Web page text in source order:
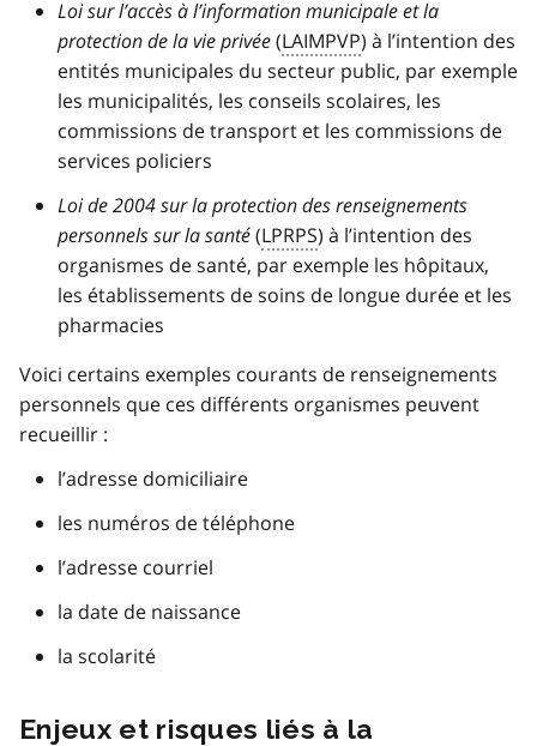
Loi sur l’accès à l’information municipale et la
protection de la vie privée(LAIMPVP) à l’intention des
entités municipales du secteur public, par exemple
les municipalités, les conseils scolaires, les
commissions de transport et les commissions de
services policiers
Loi de 2004 sur la protection des renseignements
personnels sur la santé(LPRPS) à l’intention des
organismes de santé, par exemple les hôpitaux,
les établissements de soins de longue durée et les
pharmacies
Voici certains exemples courants de renseignements
personnels que ces différents organismes peuvent
recueillir :
l’adresse domiciliaire
les numéros de téléphone
l’adresse courriel
la date de naissance
la scolarité
Enjeux et risques liés à la